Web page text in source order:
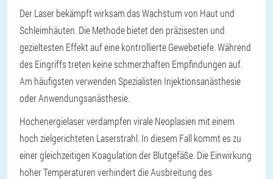
Der Laser bekämpft wirksam das Wachstum von Haut und
Schleimhäuten. Die Methode bietet den präzisesten und
gezieltesten Effekt auf eine kontrollierte Gewebetiefe. Während
des Eingriffs treten keine schmerzhaften Empfindungen auf.
Am häufigsten verwenden Spezialisten Injektionsanästhesie
oder Anwendungsanästhesie.
Hochenergielaser verdampfen virale Neoplasien mit einem
hoch zielgerichteten Laserstrahl. In diesem Fall kommt es zu
einer gleichzeitigen Koagulation der Blutgefäße. Die Einwirkung
hoher Temperaturen verhindert die Ausbreitung des